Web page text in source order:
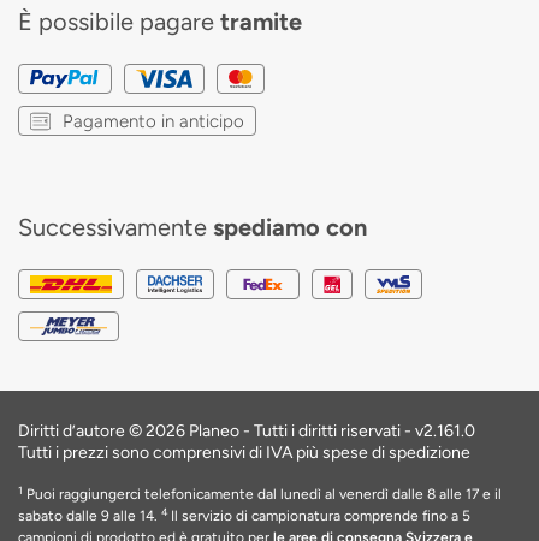
È possibile pagare tramite
Pagamento in anticipo
Successivamente spediamo con
Diritti d’autore © 2026 Planeo - Tutti i diritti riservati - v2.161.0
Tutti i prezzi sono comprensivi di IVA più spese di spedizione
1 Puoi raggiungerci telefonicamente dal lunedì al venerdì dalle 8 alle 17 e il
sabato dalle 9 alle 14. 4 Il servizio di campionatura comprende fino a 5